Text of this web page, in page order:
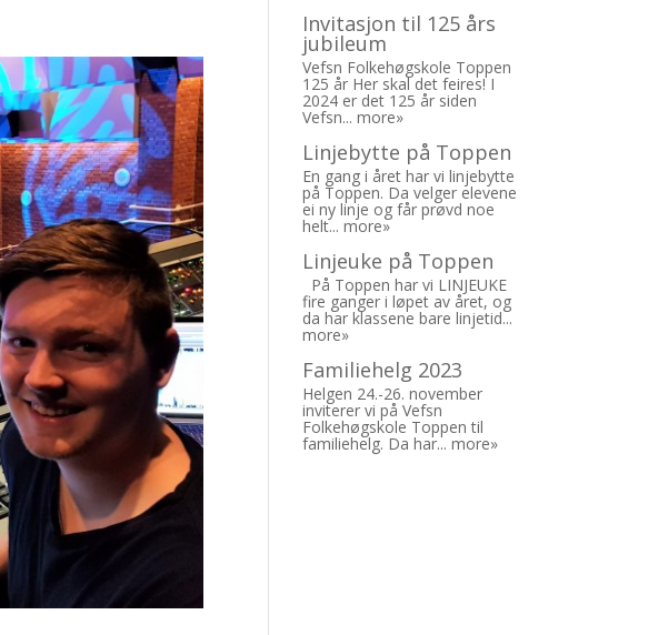
Invitasjon til 125 års
jubileum
Vefsn Folkehøgskole Toppen
125 år Her skal det feires! I
2024 er det 125 år siden
Vefsn...more»
Linjebytte på Toppen
En gang i året har vi linjebytte
på Toppen. Da velger elevene
ei ny linje og får prøvd noe
helt...more»
Linjeuke på Toppen
På Toppen har vi LINJEUKE
fire ganger i løpet av året, og
da har klassene bare linjetid...
more»
Familiehelg 2023
Helgen 24.-26. november
inviterer vi på Vefsn
Folkehøgskole Toppen til
familiehelg. Da har...more»